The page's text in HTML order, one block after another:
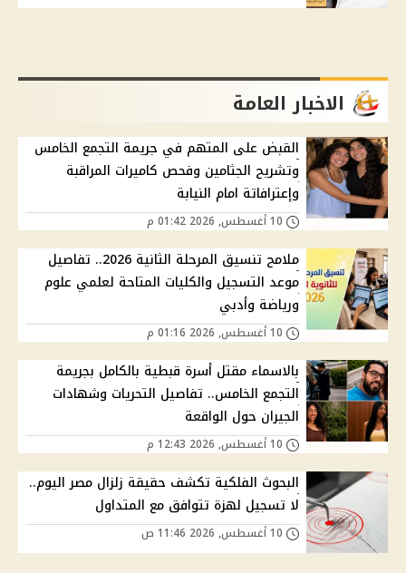
الاخبار العامة
القبض على المتهم في جريمة التجمع الخامس
وتشريح الجثامين وفحص كاميرات المراقبة
وإعترافاتة امام النيابة
ملامح تنسيق المرحلة الثانية 2026.. تفاصيل
موعد التسجيل والكليات المتاحة لعلمي علوم
ورياضة وأدبي
بالاسماء مقتل أسرة قبطية بالكامل بجريمة
التجمع الخامس.. تفاصيل التحريات وشهادات
الجيران حول الواقعة
البحوث الفلكية تكشف حقيقة زلزال مصر اليوم..
لا تسجيل لهزة تتوافق مع المتداول